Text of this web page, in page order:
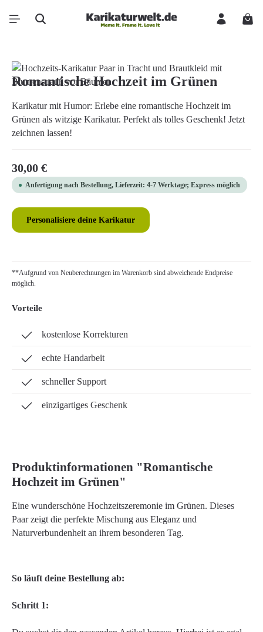
Zum Hauptinhalt springen
Bildergalerie überspringen
Romantische Hochzeit im Grünen
Karikatur mit Humor: Erlebe eine romantische Hochzeit im
Grünen als witzige Karikatur. Perfekt als tolles Geschenk! Jetzt
zeichnen lassen!
Regulärer Preis:
30,00 €
Anfertigung nach Bestellung, Lieferzeit: 4-7 Werktage; Express möglich
Personalisiere deine Karikatur
**Aufgrund von Neuberechnungen im Warenkorb sind abweichende Endpreise
möglich.
Vorteile
kostenlose Korrekturen
echte Handarbeit
schneller Support
einzigartiges Geschenk
Produktinformationen "Romantische
Hochzeit im Grünen"
Eine wunderschöne Hochzeitszeremonie im Grünen. Dieses
Paar zeigt die perfekte Mischung aus Eleganz und
Naturverbundenheit an ihrem besonderen Tag.
So läuft deine Bestellung ab:
Schritt 1: